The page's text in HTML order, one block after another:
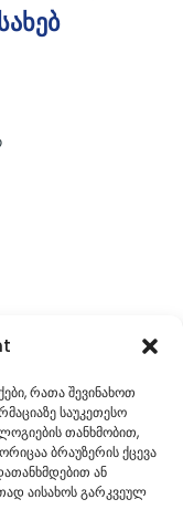
რათა შევინახოთ
საუკეთესო
თანხმობით,
ბრაუზერის ქცევა
ან
აისახოს გარკვეულ